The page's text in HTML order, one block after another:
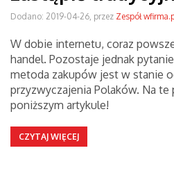
Dodano: 2019-04-26, przez Zespół
W dobie internetu, coraz
handel. Pozostaje jednak
metoda zakupów jest w stanie
przyzwyczajenia Polaków. Na
poniższym artykule!
CZYTAJ WIĘCEJ